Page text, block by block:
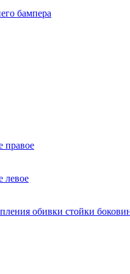
бампера
правое
левое
обивки стойки